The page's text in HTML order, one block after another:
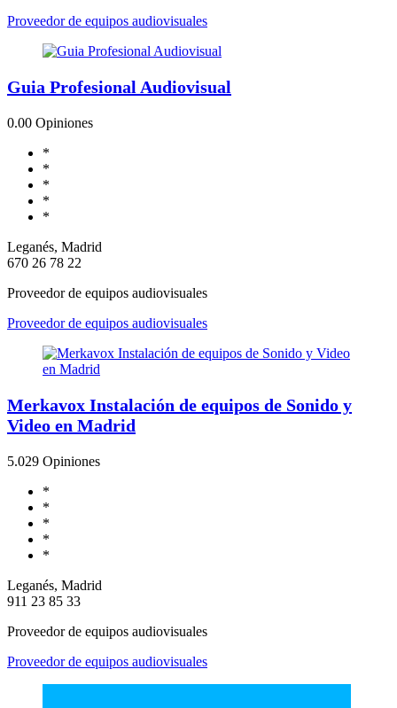
Proveedor de equipos audiovisuales
Guia Profesional Audiovisual
0.00 Opiniones
*
*
*
*
*
Leganés, Madrid
670 26 78 22
Proveedor de equipos audiovisuales
Proveedor de equipos audiovisuales
Merkavox Instalación de equipos de Sonido y
Video en Madrid
5.029 Opiniones
*
*
*
*
*
Leganés, Madrid
911 23 85 33
Proveedor de equipos audiovisuales
Proveedor de equipos audiovisuales